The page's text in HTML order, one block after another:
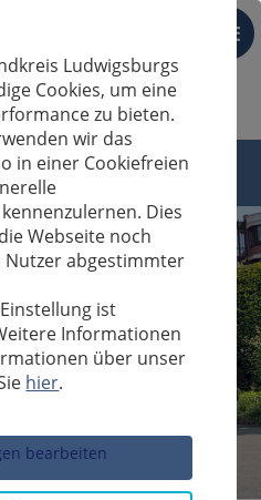
DE
Ludwigsburgs
Cookies, um eine
zu bieten.
wir das
in einer Cookiefreien
Dies
Webseite noch
Nutzer abgestimmter
ist
Informationen
über unser
hier.
bearbeiten